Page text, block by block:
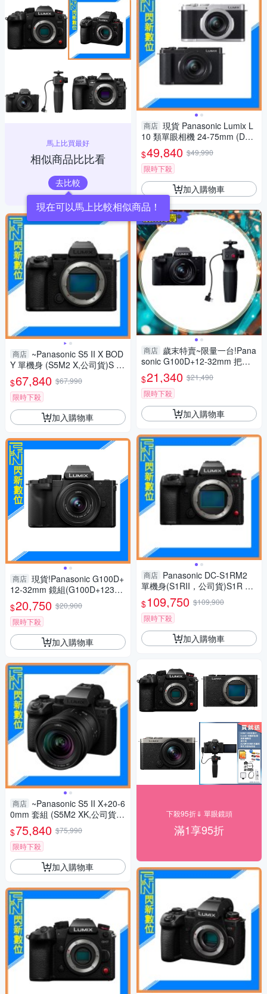
馬上比買最好
相似商品比比看
去比較
現在可以馬上比較相似商品！
商店 ~Panasonic S5 II X BOD
Y 單機身 (S5M2 X,公司貨)S 5II
$67,840 $67,990
限時下殺
加入購物車
商店 現貨!Panasonic G100D+
12-32mm 鏡組(G100D+123
2，公司貨)G100
$20,750 $20,900
限時下殺
加入購物車
商店 ~Panasonic S5 II X+20-6
0mm 套組 (S5M2 XK,公司貨)
S5IIXK
$75,840 $75,990
限時下殺
加入購物車
商店 現貨 Panasonic Lumix L
10 類單眼相機 24-75mm (DC-
L10,公司貨)
$49,840 $49,990
限時下殺
加入購物車
商店 歲末特賣~限量一台!Pana
sonic G100D+12-32mm 把手
組(G100D+1232+SHGR2，公
司貨)
$21,340 $21,490
限時下殺
加入購物車
商店 Panasonic DC-S1RM2
單機身(S1RII，公司貨)S1R Ma
rk II S1R2
$109,750 $109,900
限時下殺
加入購物車
下殺95折⇓ 單眼鏡頭
滿1享95折